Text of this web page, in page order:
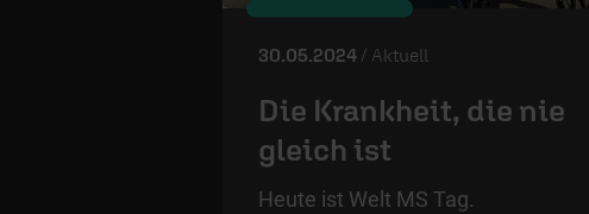
30.05.2024 / Aktuell
Die Krankheit, die nie
gleich ist
Heute ist Welt MS Tag.